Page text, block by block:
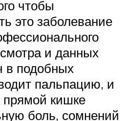
чтобы
это заболевание
и данных
в подобных
пальпацию, и
прямой кишке
боль, сомнений